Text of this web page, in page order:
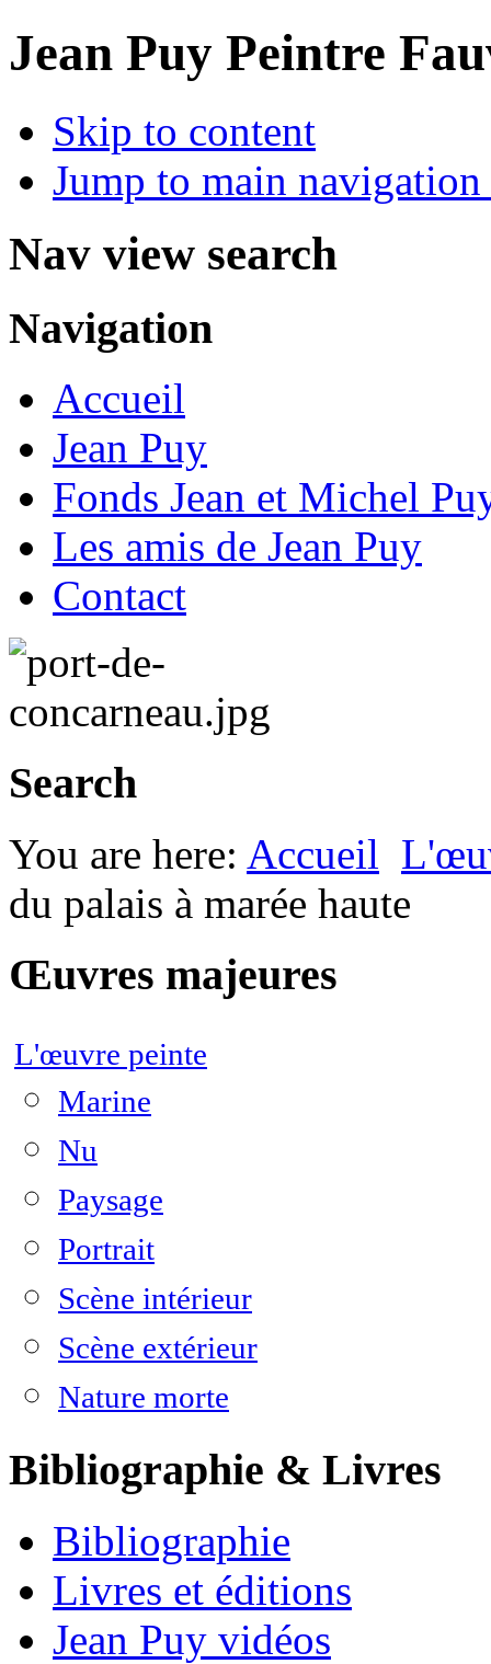
Jean Puy Peintre
Skip to content
Jump to main
Nav view search
Navigation
Accueil
Jean Puy
Fonds Jean et Michel
Les amis de Jean Puy
Contact
Search
You are here: Accueil
du palais à marée haute
Œuvres majeures
L'œuvre peinte
Marine
Nu
Paysage
Portrait
Scène intérieur
Scène extérieur
Nature morte
Bibliographie & Livres
Bibliographie
Livres et éditions
Jean Puy vidéos